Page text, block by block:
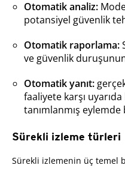
Otomatik analiz:
potansiyel güvenlik
Otomatik raporlama:
ve güvenlik
Otomatik yanıt:
faaliyete karşı
tanımlanmış
Sürekli izleme türleri
Sürekli izlemenin üç temel